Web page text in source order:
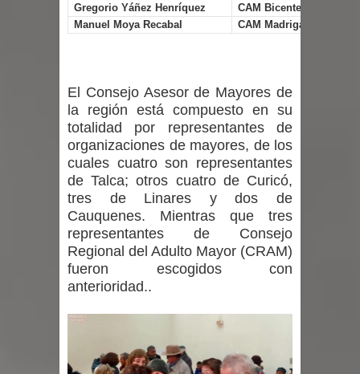
Gregorio Yáñez Henríquez
CAM Bicentenario
Manuel Moya Recabal
CAM Madrigal
El Consejo Asesor de Mayores de
la región está compuesto en su
totalidad por representantes de
organizaciones de mayores, de los
cuales cuatro son representantes
de Talca; otros cuatro de Curicó,
tres de Linares y dos de
Cauquenes. Mientras que tres
representantes de Consejo
Regional del Adulto Mayor (CRAM)
fueron escogidos con
anterioridad..